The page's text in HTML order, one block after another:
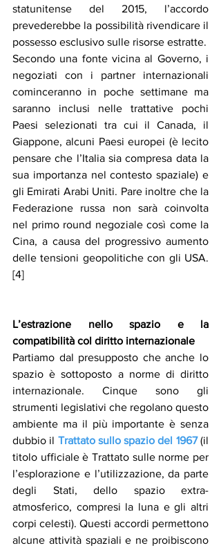
statunitense del 2015, l’accordo
prevederebbe la possibilità rivendicare il
possesso esclusivo sulle risorse estratte.
Secondo una fonte vicina al Governo, i
negoziati con i partner internazionali
cominceranno in poche settimane ma
saranno inclusi nelle trattative pochi
Paesi selezionati tra cui il Canada, il
Giappone, alcuni Paesi europei (è lecito
pensare che l’Italia sia compresa data la
sua importanza nel contesto spaziale) e
gli Emirati Arabi Uniti. Pare inoltre che la
Federazione russa non sarà coinvolta
nel primo round negoziale così come la
Cina, a causa del progressivo aumento
delle tensioni geopolitiche con gli USA.
[4]
L’estrazione nello spazio e la
compatibilità col diritto internazionale
Partiamo dal presupposto che anche lo
spazio è sottoposto a norme di diritto
internazionale. Cinque sono gli
strumenti legislativi che regolano questo
ambiente ma il più importante è senza
dubbio il Trattato sullo spazio del 1967 (il
titolo ufficiale è Trattato sulle norme per
l’esplorazione e l’utilizzazione, da parte
degli Stati, dello spazio extra-
atmosferico, compresi la luna e gli altri
corpi celesti). Questi accordi permettono
alcune attività spaziali e ne proibiscono